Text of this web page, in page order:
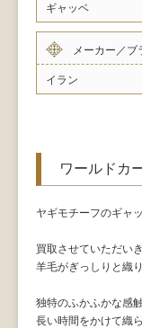
ギャッベ
メーカー／ブ
イラン
ワールドカ
ヤギモチーフのギャ
買取させていただい
羊毛がぎっしりと織
独特のふかふかな感
長い時間をかけて織